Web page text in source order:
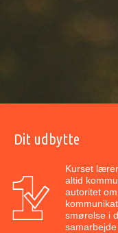
Dit udbytte
Kurset
altid
autoritet
smørelse i